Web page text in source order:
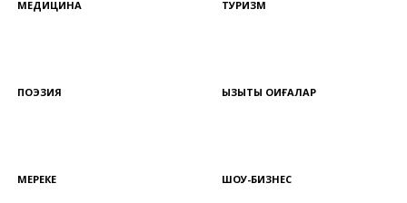
МЕДИЦИНА ТУРИЗМ
ПОЭЗИЯ ҚЫЗЫҚТЫ ОҚИҒАЛАР
МЕРЕКЕ ШОУ-БИЗНЕС